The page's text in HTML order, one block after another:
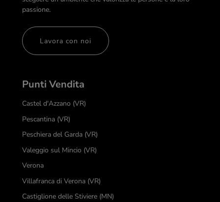
Punti Vendita
Castel d'Azzano (VR)
Pescantina (VR)
Peschiera del Garda (VR)
Valeggio sul Mincio (VR)
Verona
Villafranca di Verona (VR)
Castiglione delle Stiviere (MN)
passione.
Lavora con noi